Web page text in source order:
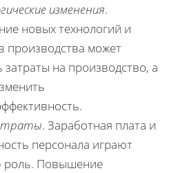
изменения.
новых технологий и
производства может
затраты на производство, а
. Заработная плата и
персонала играют
роль. Повышение